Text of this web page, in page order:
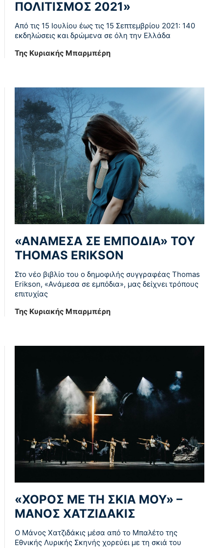
ΠΟΛΙΤΙΣΜΟΣ 2021»
Από τις 15 Ιουλίου έως τις 15 Σεπτεμβρίου 2021: 140
εκδηλώσεις και δρώμενα σε όλη την Ελλάδα
Της Κυριακής Μπαρμπέρη
«ΑΝΑΜΕΣΑ ΣΕ ΕΜΠΟΔΙΑ» ΤΟΥ
THOMAS ERIKSON
Στο νέο βιβλίο του ο δημοφιλής συγγραφέας Thomas
Erikson, «Ανάμεσα σε εμπόδια», μας δείχνει τρόπους
επιτυχίας
Της Κυριακής Μπαρμπέρη
«ΧΟΡΟΣ ΜΕ ΤΗ ΣΚΙΑ ΜΟΥ» –
ΜΑΝΟΣ ΧΑΤΖΙΔΑΚΙΣ
Ο Μάνος Χατζιδάκις μέσα από το Μπαλέτο της
Εθνικής Λυρικής Σκηνής χορεύει με τη σκιά του